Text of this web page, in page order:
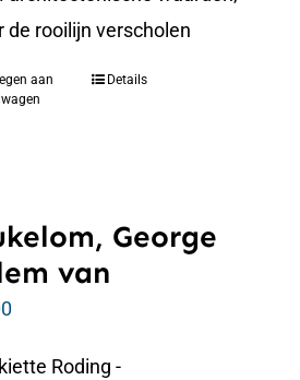
de rooilijn verscholen
aan
Details
George
van
Roding -